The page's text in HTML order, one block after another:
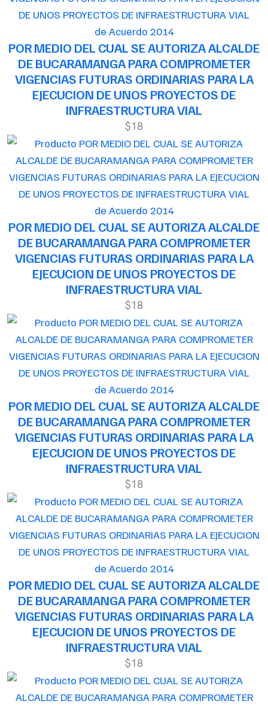
de Acuerdo 2014
POR MEDIO DEL CUAL SE AUTORIZA ALCALDE
DE BUCARAMANGA PARA COMPROMETER
VIGENCIAS FUTURAS ORDINARIAS PARA LA
EJECUCION DE UNOS PROYECTOS DE
INFRAESTRUCTURA VIAL
$18
de Acuerdo 2014
POR MEDIO DEL CUAL SE AUTORIZA ALCALDE
DE BUCARAMANGA PARA COMPROMETER
VIGENCIAS FUTURAS ORDINARIAS PARA LA
EJECUCION DE UNOS PROYECTOS DE
INFRAESTRUCTURA VIAL
$18
de Acuerdo 2014
POR MEDIO DEL CUAL SE AUTORIZA ALCALDE
DE BUCARAMANGA PARA COMPROMETER
VIGENCIAS FUTURAS ORDINARIAS PARA LA
EJECUCION DE UNOS PROYECTOS DE
INFRAESTRUCTURA VIAL
$18
de Acuerdo 2014
POR MEDIO DEL CUAL SE AUTORIZA ALCALDE
DE BUCARAMANGA PARA COMPROMETER
VIGENCIAS FUTURAS ORDINARIAS PARA LA
EJECUCION DE UNOS PROYECTOS DE
INFRAESTRUCTURA VIAL
$18